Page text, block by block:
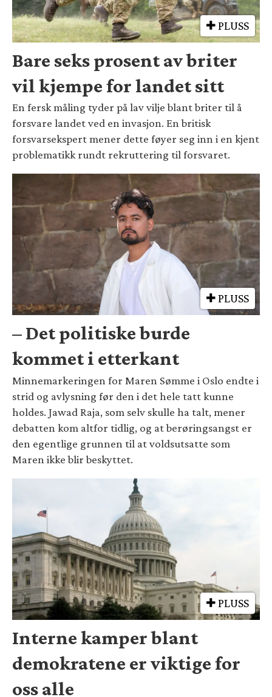
PLUSS
Bare seks prosent av briter
vil kjempe for landet sitt
En fersk måling tyder på lav vilje blant briter til å
forsvare landet ved en invasjon. En britisk
forsvarsekspert mener dette føyer seg inn i en kjent
problematikk rundt rekruttering til forsvaret.
PLUSS
– Det politiske burde
kommet i etterkant
Minnemarkeringen for Maren Sømme i Oslo endte i
strid og avlysning før den i det hele tatt kunne
holdes. Jawad Raja, som selv skulle ha talt, mener
debatten kom altfor tidlig, og at berøringsangst er
den egentlige grunnen til at voldsutsatte som
Maren ikke blir beskyttet.
PLUSS
Interne kamper blant
demokratene er viktige for
oss alle